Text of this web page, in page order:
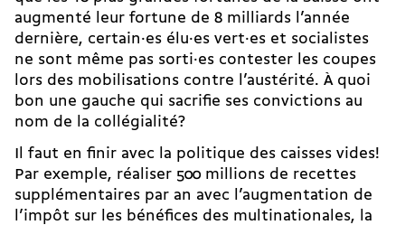
augmenté leur fortune de 8 milliards l’année
dernière, certain·es élu·es vert·es et socialistes
ne sont même pas sorti·es contester les coupes
lors des mobilisations contre l’austérité. À quoi
bon une gauche qui sacrifie ses convictions au
nom de la collégialité?
Il faut en finir avec la politique des caisses vides!
Par exemple, réaliser 500 millions de recettes
supplémentaires par an avec l’augmentation de
l’impôt sur les bénéfices des multinationales, la